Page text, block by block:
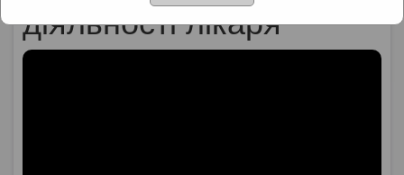
діяльності лікаря